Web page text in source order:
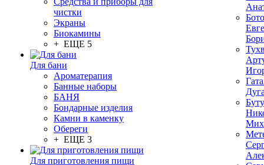
чистки
Экраны
Биокамины
+ ЕЩЕ 5
Для бани
Ароматерапия
Банные наборы
БАНЯ
Бондарные изделия
Камни в каменку
Обереги
+ ЕЩЕ 3
Для приготовления пищи